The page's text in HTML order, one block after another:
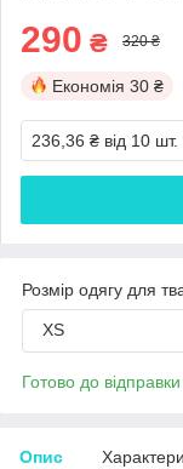
290 ₴ 320 ₴
Економія 30 ₴
236,36 ₴ від 10 шт.
Розмір одягу для
XS
Готово до відправки
Опис